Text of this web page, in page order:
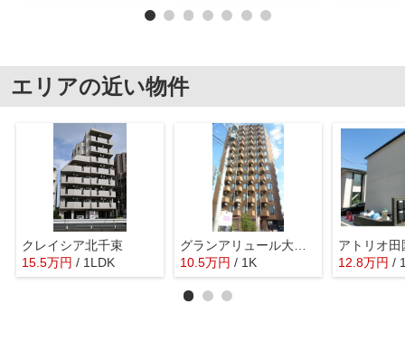
エリアの近い物件
クレイシア北千束
15.5万円 / 1LDK
グランアリュール大鳥居
10.5万円 / 1K
アトリオ田
12.8万円 /